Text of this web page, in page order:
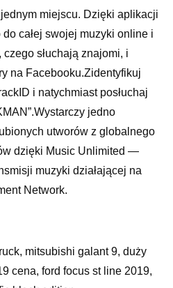
miejscu. Dzięki aplikacji
do całej swojej muzyki online i
słuchają znajomi, i
na Facebooku.Zidentyfikuj
i natychmiast posłuchaj
jedno
utworów z globalnego
dzięki Music Unlimited —
muzyki działającej na
Network.
mitsubishi galant 9, duży
cena, ford focus st line 2019,